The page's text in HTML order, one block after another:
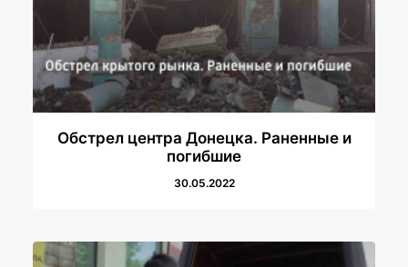
Обстрел центра Донецка. Раненные и
погибшие
30.05.2022